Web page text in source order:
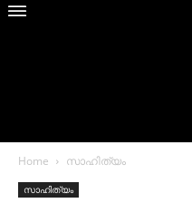
Home സാഹിത്യം
സാഹിത്യം